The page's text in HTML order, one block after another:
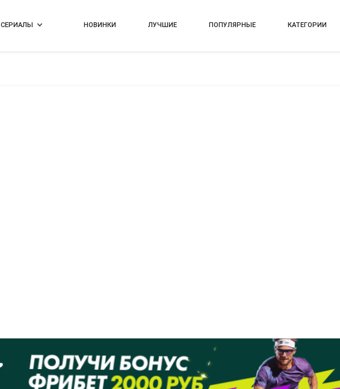
СЕРИАЛЫ НОВИНКИ ЛУЧШИЕ ПОПУЛЯРНЫЕ КАТЕГОРИИ